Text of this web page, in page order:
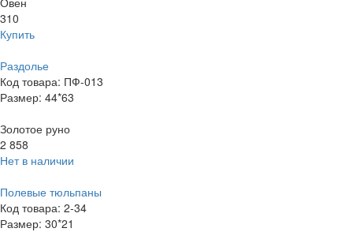
310
Купить
Раздолье
Код товара: ПФ-013
Размер: 44*63
Золотое руно
2 858
Нет в наличии
Полевые тюльпаны
Код товара: 2-34
Размер: 30*21